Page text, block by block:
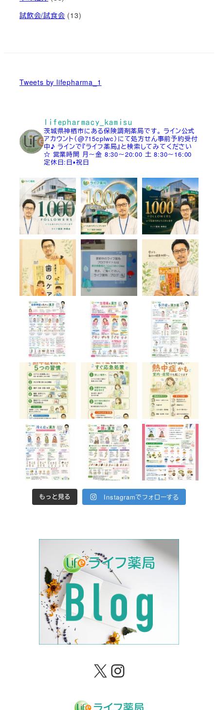
試飲会/試食会 (13)
Tweets by lifepharma_1
lifepharmacy_kamisu
茨城県神栖市にある保険調剤薬局です。 ライン公式
アカウント（@715cplwc）にて処方せん事前予約受付
中♪ ラインで『ライフ薬局』と検索してみてください
☆ 営業時間 月～金 8:30～20:00 土 8:30～16:00
定休日:日▪祝日
もっと見る Instagramでフォローする
X Instagram